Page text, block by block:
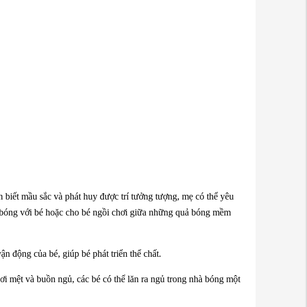
mầu sắc và phát huy được trí tưởng tượng, mẹ có thể yêu
với bé hoặc cho bé ngồi chơi giữa những quả bóng mềm
động của bé, giúp bé phát triển thể chất.
và buồn ngủ, các bé có thể lăn ra ngủ trong nhà bóng một